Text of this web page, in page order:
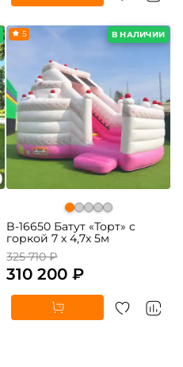
В НАЛИЧИИ
-5%
B-16650 Батут «Торт» с
горкой 7 х 4,7х 5м
325 710 ₽
310 200 ₽